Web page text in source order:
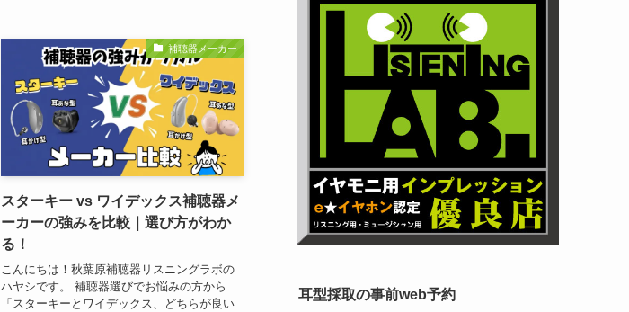
補聴器メーカー
スターキー vs ワイデックス補聴器メ
ーカーの強みを比較｜選び方がわか
る！
こんにちは！秋葉原補聴器リスニングラボの
ハヤシです。 補聴器選びでお悩みの方から
「スターキーとワイデックス、どちらが良い
耳型採取の事前web予約